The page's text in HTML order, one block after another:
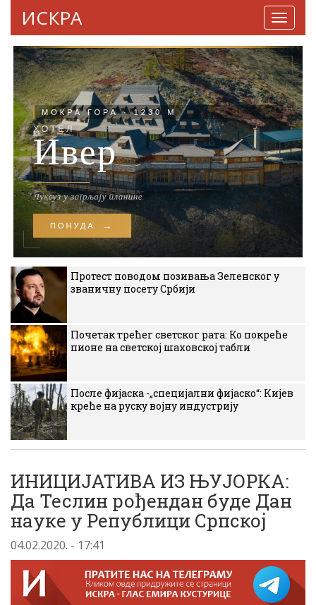
ИСКРА
Протест поводом позивања Зеленског у
званичну посету Србији
Почетак трећег светског рата: Ко покреће
пионе на светској шаховској табли
После фијаска -„специјални фијаско“: Кијев
креће на руску војну индустрију
ИНИЦИЈАТИВА ИЗ ЊУЈОРКА:
Да Теслин рођендан буде Дан
науке у Републици Српској
04.02.2020. - 17:41